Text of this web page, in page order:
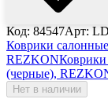
Код: 84547Арт:
Коврики
REZKONКоврики
(черные),
Нет в наличии